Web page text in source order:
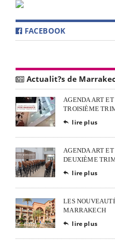
FACEBOOK
Actualit?s de
AGENDA ART
TROISIÈME
 lire plus
AGENDA ART
DEUXIÈME
 lire plus
LES
MARRAKECH
 lire plus